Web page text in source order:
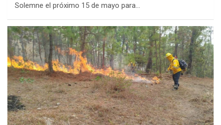
Solemne el próximo 15 de mayo para…